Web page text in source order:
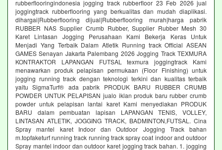
rubberflooringindonesia jogging track rubberfloor 23 Feb 2026 jual
joggingtrack rubberflooring yang berkualitas dan mudah diaplikasi.
dihargai|Rubberflooring dijual|Rubberflooring murah|harga pabrik
RUBBER NAS Supplier Crumb Rubber, Supplier Rubber Mesh 30
Karet Lintasan Jogging Perusahaan Kami Bekerja Keras Untuk
Menjadi Yang Terbaik Dalam Atletik Running track Official ASEAN
GAMES Senayan Jakarta Palembang 2026 Jogging Track TEXMURA
KONTRAKTOR LAPANGAN FUTSAL texmura joggingtrack Kami
menawarkan produk pelapisan permukaan (Floor Finishing) untuk
jogging running track dengan teknologi terkini dan kualitas terbaik
yaitu SigmaTurf® ada pabrik PRODUK BARU RUBBER CRUMB
POWDER UNTUK PELAPISAN jualo iklan produk baru rubber crumb
powder untuk pelapisan lantai karet Kami menyediakan PRODUK
BARU dalam pembuatan lapisan LAPANGAN TENIS, VOLLEY,
LINTASAN ATLETIK, JOGGING TRACK, BADMINTON,FUTSAL. Cina
Spray mantel karet Indoor dan Outdoor Jogging Track bahan
m.topfaketurf running track running track spray coat indoor and outdoor
Spray mantel indoor dan outdoor karet jogging track bahan. 1. jogging